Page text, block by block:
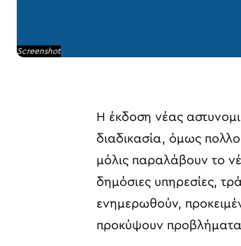
Screenshot
Η έκδοση νέας
διαδικασία, όμως
μόλις παραλάβουν το
δημόσιες υπηρεσίες,
ενημερωθούν,
προκύψουν προβλήματα